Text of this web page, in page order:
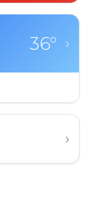
36° ›
›